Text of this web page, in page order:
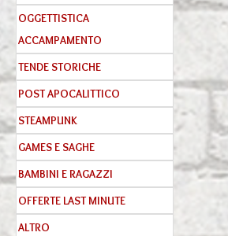
OGGETTISTICA
ACCAMPAMENTO
TENDE STORICHE
POST APOCALITTICO
STEAMPUNK
GAMES E SAGHE
BAMBINI E RAGAZZI
OFFERTE LAST MINUTE
ALTRO